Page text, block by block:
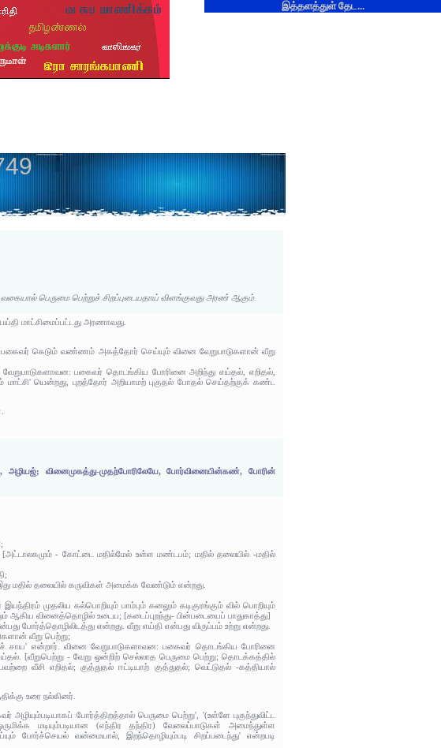
இத்தளத்துள் தேட...
பெருமை பெற்றுச் சிறப்புடையதாய் விளங்குவது அரண் ஆகும்.
மாட்சிமைப்பட்டது அரணாவது.
பகைவர் கெடும் வண்ணம் அகத்தோர் செய்யும் வினை வேறுபாடுகளான் வீறு
பகைவர் தொடங்கிய போரினை அறிந்து எய்தல், எறிதல்,
யென்றது, புறத்தோர் அறியாமற் புகுதல் போதல் செய்தற்குக் கண்ட
அழியஜ்; வினைமுகத்து-முதற்போரிலேயே, போர்வினையின்கண், போரின்
[அட்டாலகமும் - கோட்டை மதில்மேல் உள்ள மண்டபம்; மதில் தலையில் -மதில்
இது மதில் தலையில் கருவிகள் அமைக்க வேண்டும் என்றது.
முதலிய கல்பொறியும் பாம்பும் கனலும் கடிகுரங்கும் வில் பொறியும்
ஆகிய வினைத்தொழில் உடைய; [கடைப்புறந்து- பின்படையைப் பாதுகாத்து]
போர்த்தொழிலிடத்து என்றது. வீறு எய்தி என்பது விருப்பம் உற்று என்றது.
வீறு பெற்று;
சாய' என்றார். வினை வேறுபாடுகளாவன: பகைவர் தொடங்கிய போரினை
[வீறுபெற்று - வேறு ஒன்றிற் செல்லாத பெருமை பெற்று; தொடக்கத்தில்
வீசி எறிதல்; குத்துதல் ஈட்டியாற் குத்துதல்; வெட்டுதல் -கத்தியால்
உரை நல்கினர்.
போர்த்திறத்தால் பெருமை பெற்று', '(உள்ளே புகுந்துவிட்ட
மடியும்படியான (எந்திர தந்திர) வேலைப்பாடுகள் அமைந்துள்ள
போர்ச்செயல் வன்மையால், இறந்தொழியும்படி சிறப்படைந்து' என்றபடி